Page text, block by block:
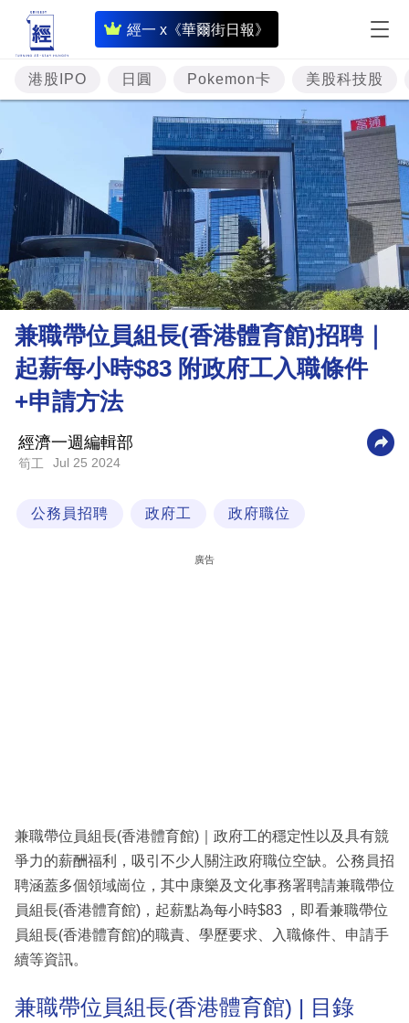
經一 x《華爾街日報》
即
時
財
經
題
投
資
樓
市
理
財
商
業
科
技
港股IPO 日圓 Pokemon卡 美股科技股
兼職帶位員組長(香港體育館)招聘｜
起薪每小時$83 附政府工入職條件
+申請方法
經濟一週編輯部
筍工 Jul 25 2024
公務員招聘 政府工 政府職位
廣告
兼職帶位員組長(香港體育館)｜政府工的穩定性以及具有競
爭力的薪酬福利，吸引不少人關注政府職位空缺。公務員招
聘涵蓋多個領域崗位，其中康樂及文化事務署聘請兼職帶位
員組長(香港體育館)，起薪點為每小時$83 ，即看兼職帶位
員組長(香港體育館)的職責、學歷要求、入職條件、申請手
續等資訊。
兼職帶位員組長(香港體育館) | 目錄